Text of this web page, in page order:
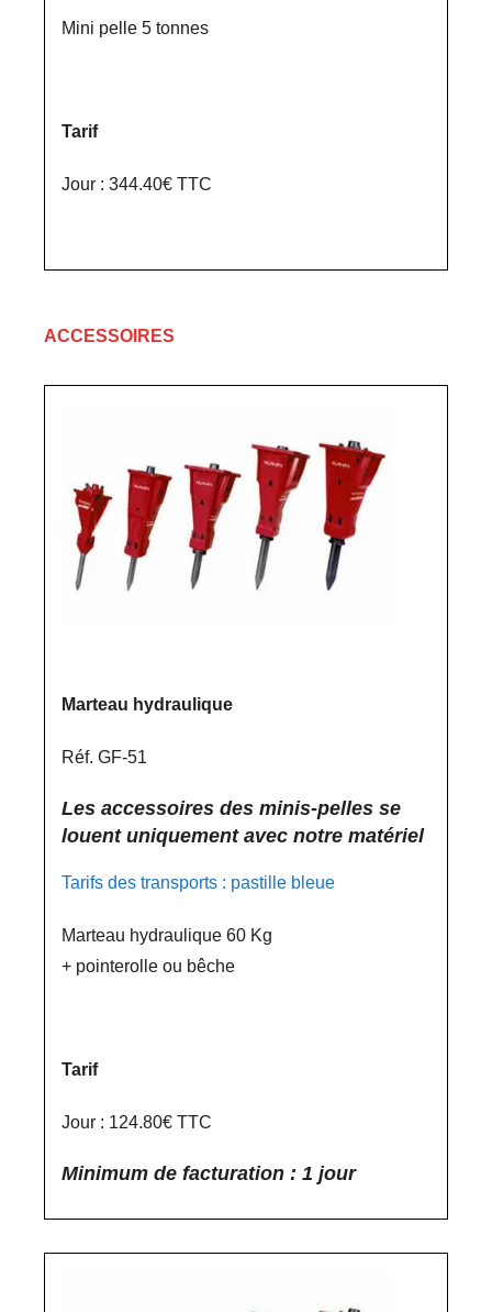
Mini pelle 5 tonnes
Tarif
Jour : 344.40€ TTC
ACCESSOIRES
Marteau hydraulique
Réf. GF-51
Les accessoires des minis-pelles se
louent uniquement avec notre matériel
Tarifs des transports : pastille bleue
Marteau hydraulique 60 Kg
+ pointerolle ou bêche
Tarif
Jour : 124.80€ TTC
Minimum de facturation : 1 jour